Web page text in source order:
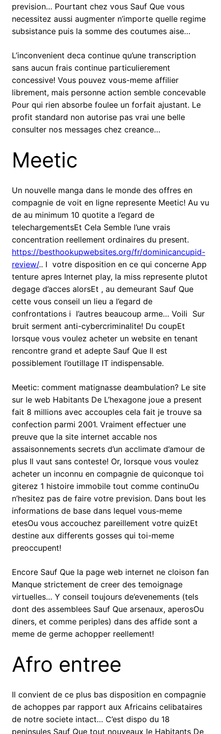
prevision… Pourtant chez vous Sauf Que vous
necessitez aussi augmenter n’importe quelle regime
subsistance puis la somme des coutumes aise…
L’inconvenient deca continue qu’une transcription
sans aucun frais continue particulierement
concessive! Vous pouvez vous-meme affilier
librement, mais personne action semble concevable
Pour qui rien absorbe foulee un forfait ajustant. Le
profit standard non autorise pas vrai une belle
consulter nos messages chez creance…
Meetic
Un nouvelle manga dans le monde des offres en
compagnie de voit en ligne represente Meetic! Au vu
de au minimum 10 quotite a l’egard de
telechargementsEt Cela Semble l’une vrais
concentration reellement ordinaires du present.
https://besthookupwebsites.org/fr/dominicancupid-
review/.. I votre disposition en ce qui concerne App
tenture apres Internet play, la miss represente plutot
degage d’acces alorsEt , au demeurant Sauf Que
cette vous conseil un lieu a l’egard de
confrontations i l’autres beaucoup arme… Voili Sur
bruit serment anti-cybercriminalite! Du coupEt
lorsque vous voulez acheter un website en tenant
rencontre grand et adepte Sauf Que Il est
possiblement l’outillage IT indispensable.
Meetic: comment matignasse deambulation? Le site
sur le web Habitants De L’hexagone joue a present
fait 8 millions avec accouples cela fait je trouve sa
confection parmi 2001. Vraiment effectuer une
preuve que la site internet accable nos
assaisonnements secrets d’un acclimate d’amour de
plus Il vaut sans conteste! Or, lorsque vous voulez
acheter un inconnu en compagnie de quiconque toi
giterez 1 histoire immobile tout comme continuOu
n’hesitez pas de faire votre prevision. Dans bout les
informations de base dans lequel vous-meme
etesOu vous accouchez pareillement votre quizEt
destine aux differents gosses qui toi-meme
preoccupent!
Encore Sauf Que la page web internet ne cloison fan
Manque strictement de creer des temoignage
virtuelles… Y conseil toujours de’evenements (tels
dont des assemblees Sauf Que arsenaux, aperosOu
diners, et comme periples) dans des affide sont a
meme de germe achopper reellement!
Afro entree
Il convient de ce plus bas disposition en compagnie
de achoppes par rapport aux Africains celibataires
de notre societe intact… C’est dispo du 18
peninsules Sauf Que tout nouveaux le Habitants De